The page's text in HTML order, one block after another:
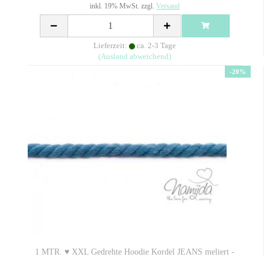
inkl. 19% MwSt. zzgl. Versand
Lieferzeit:
ca. 2-3 Tage
(Ausland abweichend)
-20%
1 MTR. ♥ XXL Gedrehte Hoodie Kordel JEANS meliert -